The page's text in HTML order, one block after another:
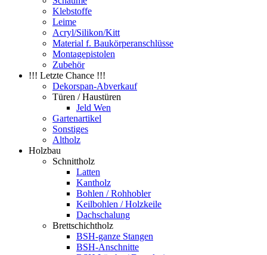
Klebstoffe
Leime
Acryl/Silikon/Kitt
Material f. Baukörperanschlüsse
Montagepistolen
Zubehör
!!! Letzte Chance !!!
Dekorspan-Abverkauf
Türen / Haustüren
Jeld Wen
Gartenartikel
Sonstiges
Altholz
Holzbau
Schnittholz
Latten
Kantholz
Bohlen / Rohhobler
Keilbohlen / Holzkeile
Dachschalung
Brettschichtholz
BSH-ganze Stangen
BSH-Anschnitte